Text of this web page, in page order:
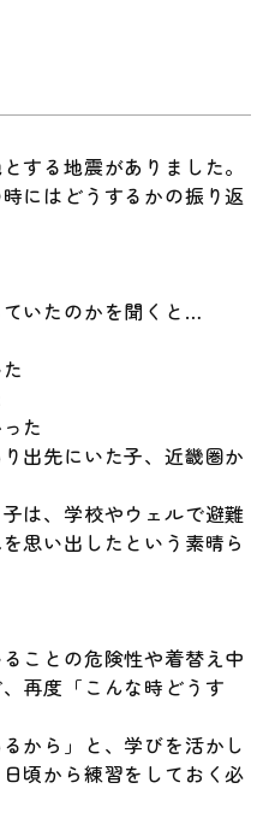
する地震がありました。
にはどうするかの振り返
いたのかを聞くと…
た
出先にいた子、近畿圏か
は、学校やウェルで避難
思い出したという素晴ら
ことの危険性や着替え中
再度「こんな時どうす
から」と、学びを活かし
頃から練習をしておく必